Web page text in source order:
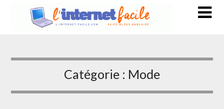
Catégorie : Mode